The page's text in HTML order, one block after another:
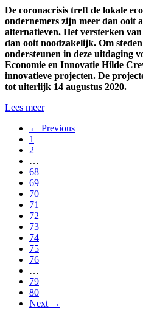
De coronacrisis treft de lokale
ondernemers zijn meer dan ooit
alternatieven. Het versterken
dan ooit noodzakelijk. Om steden
ondersteunen in deze uitdaging
Economie en Innovatie Hilde
innovatieve projecten. De
tot uiterlijk 14 augustus 2020.
Lees meer
← Previous
1
2
…
68
69
70
71
72
73
74
75
76
…
79
80
Next →